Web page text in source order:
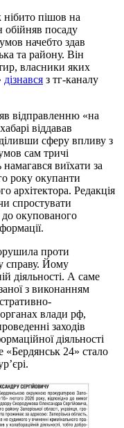
нібито пішов на
посаду
начебто здав
та району. Він
власники яких
дізнався з тг-каналу
відправленню «на
віддавав
сферу впливу з
сам тричі
виїхати за
року окупанти
архітектора. Редакція
спростувати
до окупованого
проти
справу. Йому
діяльності. А саме
з виконанням
влади рф,
заходів
діяльності
24» стало